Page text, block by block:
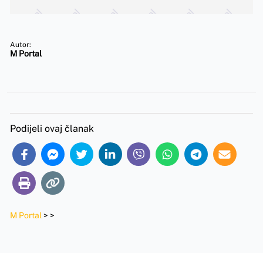
Autor:
M Portal
Podijeli ovaj članak
M Portal > >